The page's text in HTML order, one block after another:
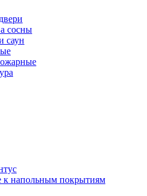
сосны
саун
напольным покрытиям